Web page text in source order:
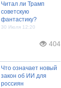
Читал ли Трамп
советскую
фантастику?
30 Июля 12:20
404
Что означает новый
закон об ИИ для
россиян